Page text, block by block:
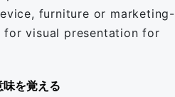
furniture or marketing-
visual presentation for
味を覚える